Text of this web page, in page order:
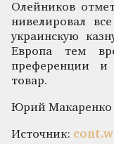
Олейников
нивелировал
украинскую
Европа тем
преференции и
товар.
Юрий Макаренко
Источник: